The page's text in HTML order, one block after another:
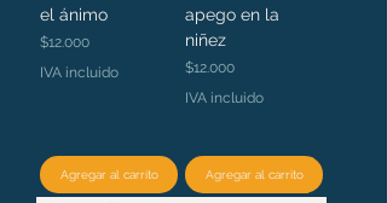
el ánimo
Precio
$12.000
IVA incluido
Agregar al carrito
apego en la
niñez
Precio
$12.000
IVA incluido
Agregar al carrito